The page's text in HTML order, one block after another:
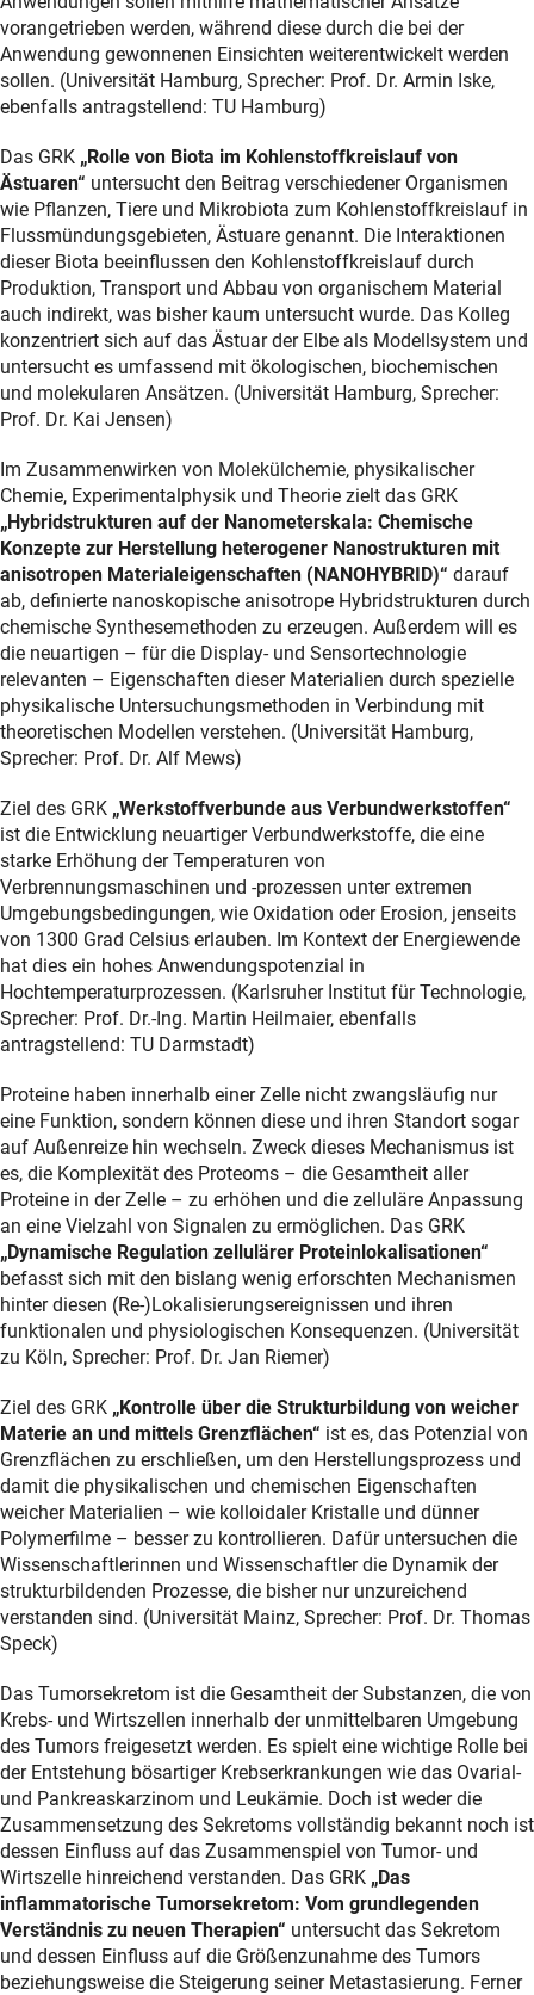
vorangetrieben werden, während diese durch die bei der
Anwendung gewonnenen Einsichten weiterentwickelt werden
sollen. (Universität Hamburg, Sprecher: Prof. Dr. Armin Iske,
ebenfalls antragstellend: TU Hamburg)
Das GRK „Rolle von Biota im Kohlenstoffkreislauf von
Ästuaren“ untersucht den Beitrag verschiedener Organismen
wie Pflanzen, Tiere und Mikrobiota zum Kohlenstoffkreislauf in
Flussmündungsgebieten, Ästuare genannt. Die Interaktionen
dieser Biota beeinflussen den Kohlenstoffkreislauf durch
Produktion, Transport und Abbau von organischem Material
auch indirekt, was bisher kaum untersucht wurde. Das Kolleg
konzentriert sich auf das Ästuar der Elbe als Modellsystem und
untersucht es umfassend mit ökologischen, biochemischen
und molekularen Ansätzen. (Universität Hamburg, Sprecher:
Prof. Dr. Kai Jensen)
Im Zusammenwirken von Molekülchemie, physikalischer
Chemie, Experimentalphysik und Theorie zielt das GRK
„Hybridstrukturen auf der Nanometerskala: Chemische
Konzepte zur Herstellung heterogener Nanostrukturen mit
anisotropen Materialeigenschaften (NANOHYBRID)“ darauf
ab, definierte nanoskopische anisotrope Hybridstrukturen durch
chemische Synthesemethoden zu erzeugen. Außerdem will es
die neuartigen – für die Display- und Sensortechnologie
relevanten – Eigenschaften dieser Materialien durch spezielle
physikalische Untersuchungsmethoden in Verbindung mit
theoretischen Modellen verstehen. (Universität Hamburg,
Sprecher: Prof. Dr. Alf Mews)
Ziel des GRK „Werkstoffverbunde aus Verbundwerkstoffen“
ist die Entwicklung neuartiger Verbundwerkstoffe, die eine
starke Erhöhung der Temperaturen von
Verbrennungsmaschinen und -prozessen unter extremen
Umgebungsbedingungen, wie Oxidation oder Erosion, jenseits
von 1300 Grad Celsius erlauben. Im Kontext der Energiewende
hat dies ein hohes Anwendungspotenzial in
Hochtemperaturprozessen. (Karlsruher Institut für Technologie,
Sprecher: Prof. Dr.-Ing. Martin Heilmaier, ebenfalls
antragstellend: TU Darmstadt)
Proteine haben innerhalb einer Zelle nicht zwangsläufig nur
eine Funktion, sondern können diese und ihren Standort sogar
auf Außenreize hin wechseln. Zweck dieses Mechanismus ist
es, die Komplexität des Proteoms – die Gesamtheit aller
Proteine in der Zelle – zu erhöhen und die zelluläre Anpassung
an eine Vielzahl von Signalen zu ermöglichen. Das GRK
„Dynamische Regulation zellulärer Proteinlokalisationen“
befasst sich mit den bislang wenig erforschten Mechanismen
hinter diesen (Re-)Lokalisierungsereignissen und ihren
funktionalen und physiologischen Konsequenzen. (Universität
zu Köln, Sprecher: Prof. Dr. Jan Riemer)
Ziel des GRK „Kontrolle über die Strukturbildung von weicher
Materie an und mittels Grenzflächen“ ist es, das Potenzial von
Grenzflächen zu erschließen, um den Herstellungsprozess und
damit die physikalischen und chemischen Eigenschaften
weicher Materialien – wie kolloidaler Kristalle und dünner
Polymerfilme – besser zu kontrollieren. Dafür untersuchen die
Wissenschaftlerinnen und Wissenschaftler die Dynamik der
strukturbildenden Prozesse, die bisher nur unzureichend
verstanden sind. (Universität Mainz, Sprecher: Prof. Dr. Thomas
Speck)
Das Tumorsekretom ist die Gesamtheit der Substanzen, die von
Krebs- und Wirtszellen innerhalb der unmittelbaren Umgebung
des Tumors freigesetzt werden. Es spielt eine wichtige Rolle bei
der Entstehung bösartiger Krebserkrankungen wie das Ovarial-
und Pankreaskarzinom und Leukämie. Doch ist weder die
Zusammensetzung des Sekretoms vollständig bekannt noch ist
dessen Einfluss auf das Zusammenspiel von Tumor- und
Wirtszelle hinreichend verstanden. Das GRK „Das
inflammatorische Tumorsekretom: Vom grundlegenden
Verständnis zu neuen Therapien“ untersucht das Sekretom
und dessen Einfluss auf die Größenzunahme des Tumors
beziehungsweise die Steigerung seiner Metastasierung. Ferner